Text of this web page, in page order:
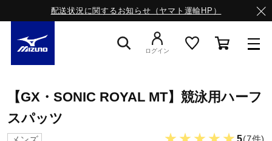
配送状況に関するお知らせ（ヤマト運輸HP）
ログイン
【GX・SONIC ROYAL MT】競泳用ハーフ
スパッツ
5